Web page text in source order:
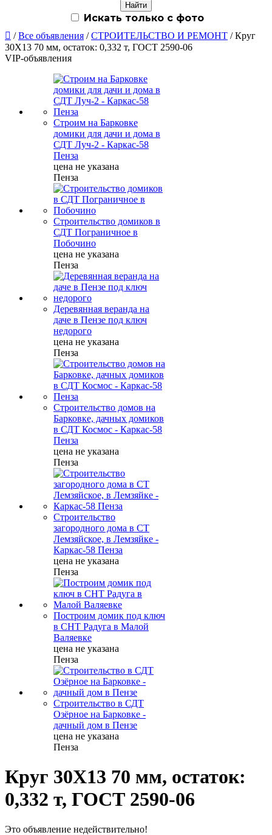
Искать только с фото
 /Все объявления /СТРОИТЕЛЬСТВО И РЕМОНТ / Круг
30Х13 70 мм, остаток: 0,332 т, ГОСТ 2590-06
VIP-объявления
Строим на Барковке
домики для дачи и дома в
СДТ Луч-2 - Каркас-58
Пенза
цена не указана
Пенза
Строительство домиков в
СДТ Пограничное в
Побочино
цена не указана
Пенза
Деревянная веранда на
даче в Пензе под ключ
недорого
цена не указана
Пенза
Строительство домов на
Барковке, дачных домиков
в СДТ Космос - Каркас-58
Пенза
цена не указана
Пенза
Строительство
загородного дома в СТ
Лемзяйское, в Лемзяйке -
Каркас-58 Пенза
цена не указана
Пенза
Построим домик под ключ
в СНТ Радуга в Малой
Валяевке
цена не указана
Пенза
Строительство в СДТ
Озёрное на Барковке -
дачный дом в Пензе
цена не указана
Пенза
Круг 30Х13 70 мм, остаток:
0,332 т, ГОСТ 2590-06
Это объявление недействительно!